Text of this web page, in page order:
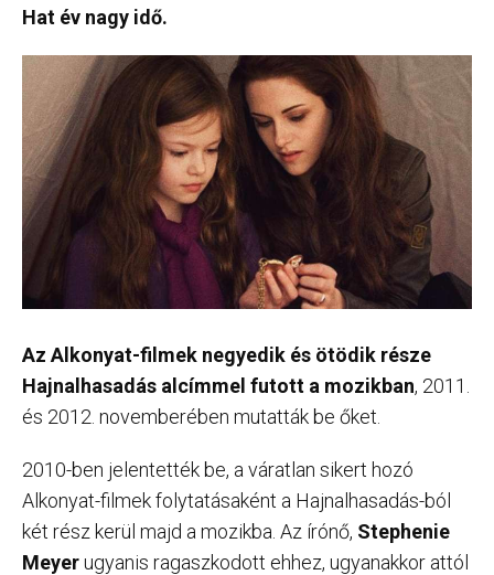
Hat év nagy idő.
Az Alkonyat-filmek negyedik és ötödik része
Hajnalhasadás alcímmel futott a mozikban, 2011.
és 2012. novemberében mutatták be őket.
2010-ben jelentették be, a váratlan sikert hozó
Alkonyat-filmek folytatásaként a Hajnalhasadás-ból
két rész kerül majd a mozikba. Az írónő, Stephenie
Meyerugyanis ragaszkodott ehhez, ugyanakkor attól